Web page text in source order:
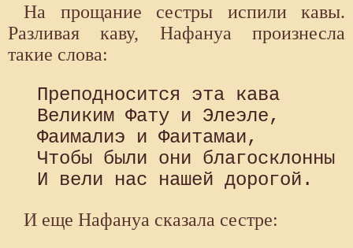
На прощание сестры испили кавы.
Разливая каву, Нафануа произнесла
такие слова:
Преподносится эта кава
Великим Фату и Элеэле,
Фаималиэ и Фаитамаи,
Чтобы были они благосклонны
И еще Нафануа сказала сестре: